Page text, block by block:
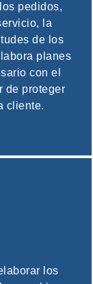
pedidos,
la
de los
planes
con el
de proteger
cliente.
los